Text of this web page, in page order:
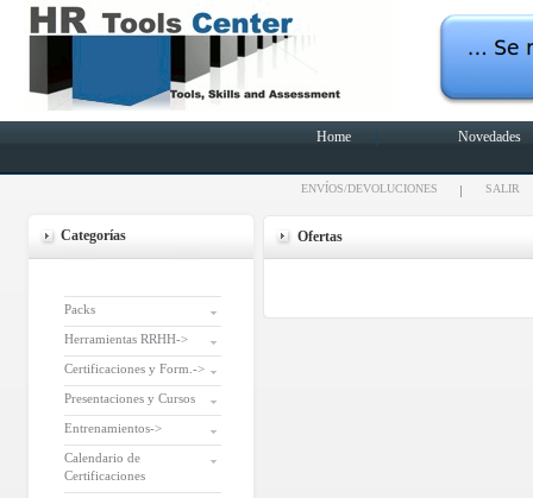
Home Novedades
ENVÍOS/DEVOLUCIONES SALIR
Categorías
Packs
Herramientas RRHH->
Certificaciones y Form.->
Presentaciones y Cursos
Entrenamientos->
Calendario de
Certificaciones
Ofertas